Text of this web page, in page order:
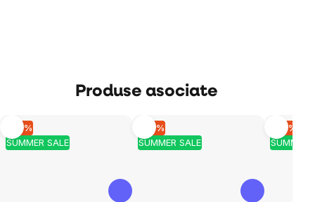
Produse asociate
SUMMER SALE
–10 %
SUMMER SALE
–10 %
SUMMER
–10 %